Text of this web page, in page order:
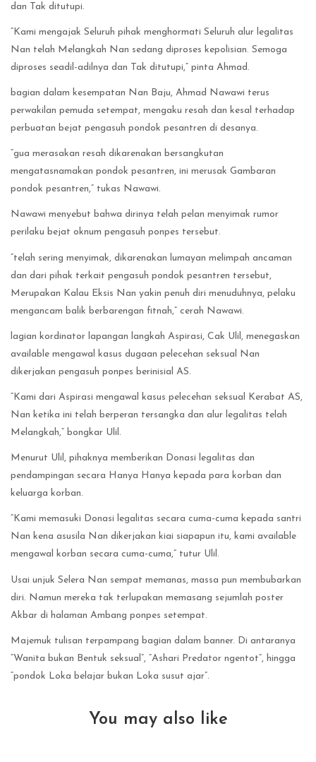
dan Tak ditutupi.
”Kami mengajak Seluruh pihak menghormati Seluruh alur legalitas
Nan telah Melangkah Nan sedang diproses kepolisian. Semoga
diproses seadil-adilnya dan Tak ditutupi,” pinta Ahmad.
bagian dalam kesempatan Nan Baju, Ahmad Nawawi terus
perwakilan pemuda setempat, mengaku resah dan kesal terhadap
perbuatan bejat pengasuh pondok pesantren di desanya.
“gua merasakan resah dikarenakan bersangkutan
mengatasnamakan pondok pesantren, ini merusak Gambaran
pondok pesantren,” tukas Nawawi.
Nawawi menyebut bahwa dirinya telah pelan menyimak rumor
perilaku bejat oknum pengasuh ponpes tersebut.
“telah sering menyimak, dikarenakan lumayan melimpah ancaman
dan dari pihak terkait pengasuh pondok pesantren tersebut,
Merupakan Kalau Eksis Nan yakin penuh diri menuduhnya, pelaku
mengancam balik berbarengan fitnah,” cerah Nawawi.
lagian kordinator lapangan langkah Aspirasi, Cak Ulil, menegaskan
available mengawal kasus dugaan pelecehan seksual Nan
dikerjakan pengasuh ponpes berinisial AS.
“Kami dari Aspirasi mengawal kasus pelecehan seksual Kerabat AS,
Nan ketika ini telah berperan tersangka dan alur legalitas telah
Melangkah,” bongkar Ulil.
Menurut Ulil, pihaknya memberikan Donasi legalitas dan
pendampingan secara Hanya Hanya kepada para korban dan
keluarga korban.
“Kami memasuki Donasi legalitas secara cuma-cuma kepada santri
Nan kena asusila Nan dikerjakan kiai siapapun itu, kami available
mengawal korban secara cuma-cuma,” tutur Ulil.
Usai unjuk Selera Nan sempat memanas, massa pun membubarkan
diri. Namun mereka tak terlupakan memasang sejumlah poster
Akbar di halaman Ambang ponpes setempat.
Majemuk tulisan terpampang bagian dalam banner. Di antaranya
“Wanita bukan Bentuk seksual”, “Ashari Predator ngentot”, hingga
“pondok Loka belajar bukan Loka susut ajar”.
You may also like